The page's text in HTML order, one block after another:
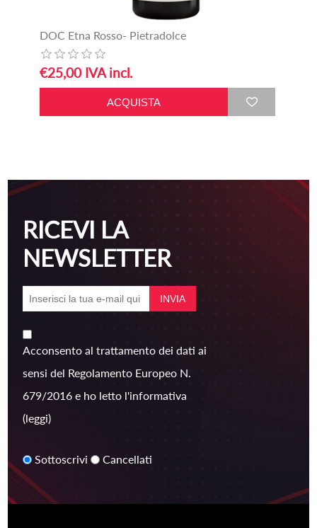
DOC Etna Rosso- Pietradolce
€25,00 IVA incl.
RICEVI LA
NEWSLETTER
Acconsento al trattamento dei dati ai
sensi del Regolamento Europeo N.
679/2016 e ho letto l'informativa
(leggi)
Sottoscrivi Cancellati